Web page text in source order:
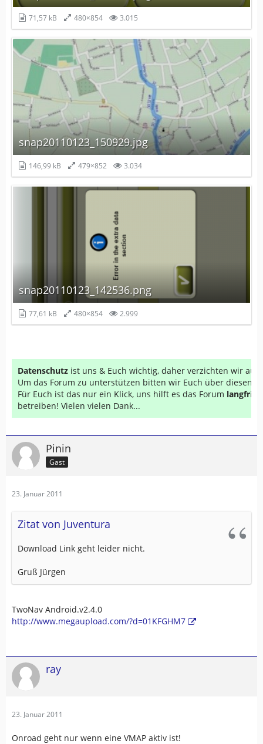
71,57 kB 480×854 3.015
snap20110123_150929.jpg
146,99 kB 479×852 3.034
snap20110123_142536.png
77,61 kB 480×854 2.999
Datenschutz ist uns & Euch wichtig, daher verzichten wir auf
Um das Forum zu unterstützen bitten wir Euch über diesen
Für Euch ist das nur ein Klick, uns hilft es das Forum
betreiben! Vielen vielen Dank...
Pinin
Gast
23. Januar 2011
Zitat von Juventura
Download Link geht leider nicht.
Gruß Jürgen
TwoNav Android.v2.4.0
http://www.megaupload.com/?d=01KFGHM7
ray
23. Januar 2011
Onroad geht nur wenn eine VMAP aktiv ist!